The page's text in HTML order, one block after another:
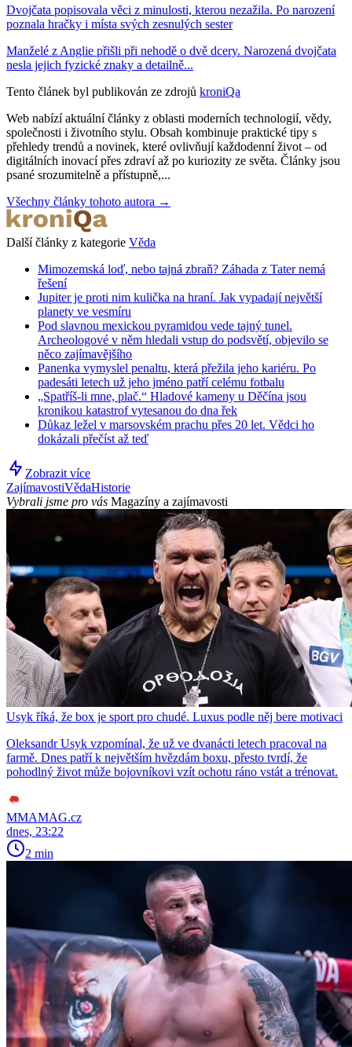
Dvojčata popisovala věci z minulosti, kterou nezažila. Po narození
poznala hračky i místa svých zesnulých sester
Manželé z Anglie přišli při nehodě o dvě dcery. Narozená dvojčata
nesla jejich fyzické znaky a detailně...
Tento článek byl publikován ze zdrojů kroniQa
Web nabízí aktuální články z oblasti moderních technologií, vědy,
společnosti i životního stylu. Obsah kombinuje praktické tipy s
přehledy trendů a novinek, které ovlivňují každodenní život – od
digitálních inovací přes zdraví až po kuriozity ze světa. Články jsou
psané srozumitelně a přístupně,...
Všechny články tohoto autora →
Další články z kategorie Věda
Mimozemská loď, nebo tajná zbraň? Záhada z Tater nemá
řešení
Jupiter je proti nim kulička na hraní. Jak vypadají největší
planety ve vesmíru
Pod slavnou mexickou pyramidou vede tajný tunel.
Archeologové v něm hledali vstup do podsvětí, objevilo se
něco zajímavějšího
Panenka vymyslel penaltu, která přežila jeho kariéru. Po
padesáti letech už jeho jméno patří celému fotbalu
„Spatříš-li mne, plač.“ Hladové kameny u Děčína jsou
kronikou katastrof vytesanou do dna řek
Důkaz ležel v marsovském prachu přes 20 let. Vědci ho
dokázali přečíst až teď
Zobrazit více
ZajímavostiVědaHistorie
Vybrali jsme pro vás Magazíny a zajímavosti
Usyk říká, že box je sport pro chudé. Luxus podle něj bere motivaci
Oleksandr Usyk vzpomínal, že už ve dvanácti letech pracoval na
farmě. Dnes patří k největším hvězdám boxu, přesto tvrdí, že
pohodlný život může bojovníkovi vzít ochotu ráno vstát a trénovat.
MMAMAG.cz
dnes, 23:22
2 min